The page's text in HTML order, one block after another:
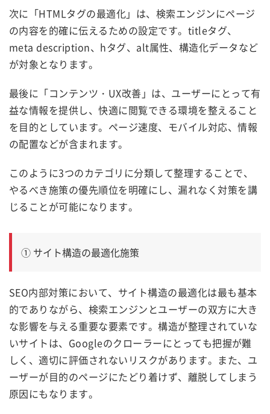
次に「HTMLタグの最適化」は、検索エンジンにページ
の内容を的確に伝えるための設定です。titleタグ、
meta description、hタグ、alt属性、構造化データなど
が対象となります。
最後に「コンテンツ・UX改善」は、ユーザーにとって有
益な情報を提供し、快適に閲覧できる環境を整えること
を目的としています。ページ速度、モバイル対応、情報
の配置などが含まれます。
このように3つのカテゴリに分類して整理することで、
やるべき施策の優先順位を明確にし、漏れなく対策を講
じることが可能になります。
① サイト構造の最適化施策
SEO内部対策において、サイト構造の最適化は最も基本
的でありながら、検索エンジンとユーザーの双方に大き
な影響を与える重要な要素です。構造が整理されていな
いサイトは、Googleのクローラーにとっても把握が難
しく、適切に評価されないリスクがあります。また、ユ
ーザーが目的のページにたどり着けず、離脱してしまう
原因にもなります。